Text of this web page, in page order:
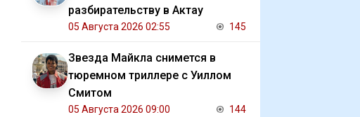
разбирательству в Актау
05 Августа 2026 02:55 145
Звезда Майкла снимется в
тюремном триллере с Уиллом
Смитом
05 Августа 2026 09:00 144